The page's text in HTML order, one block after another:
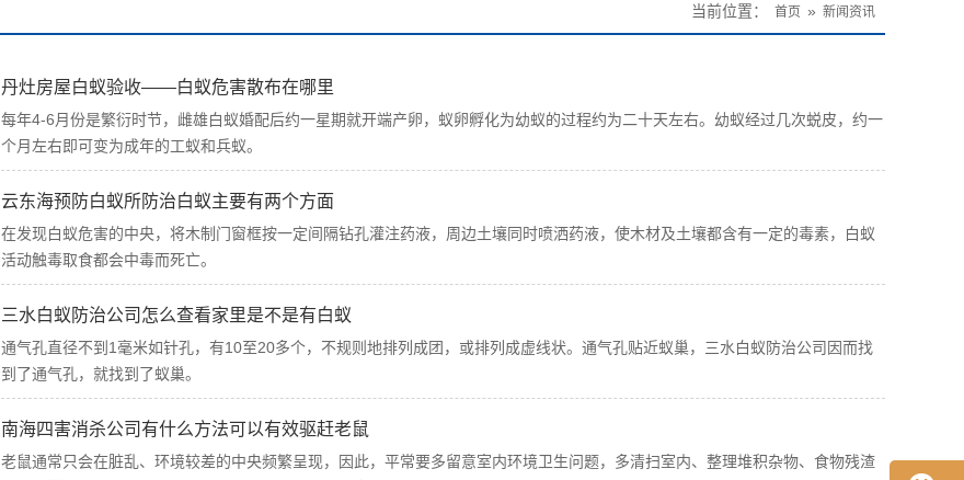
当前位置： 首页 » 新闻资讯
丹灶房屋白蚁验收——白蚁危害散布在哪里
每年4-6月份是繁衍时节，雌雄白蚁婚配后约一星期就开端产卵，蚁卵孵化为幼蚁的过程约为二十天左右。幼蚁经过几次蜕皮，约一
个月左右即可变为成年的工蚁和兵蚁。
云东海预防白蚁所防治白蚁主要有两个方面
在发现白蚁危害的中央，将木制门窗框按一定间隔钻孔灌注药液，周边土壤同时喷洒药液，使木材及土壤都含有一定的毒素，白蚁
活动触毒取食都会中毒而死亡。
三水白蚁防治公司怎么查看家里是不是有白蚁
通气孔直径不到1毫米如针孔，有10至20多个，不规则地排列成团，或排列成虚线状。通气孔贴近蚁巢，三水白蚁防治公司因而找
到了通气孔，就找到了蚁巢。
南海四害消杀公司有什么方法可以有效驱赶老鼠
老鼠通常只会在脏乱、环境较差的中央频繁呈现，因此，平常要多留意室内环境卫生问题，多清扫室内、整理堆积杂物、食物残渣